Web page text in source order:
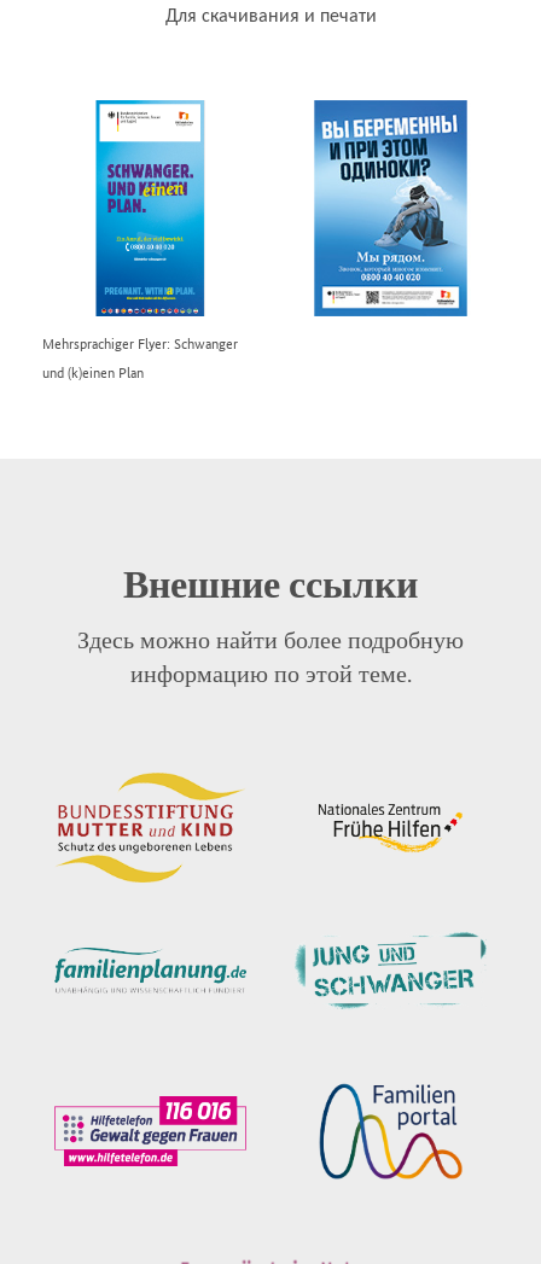
Для скачивания и печати
Mehrsprachiger Flyer: Schwanger
und (k)einen Plan
Внешние ссылки
Здесь можно найти более подробную
информацию по этой теме.